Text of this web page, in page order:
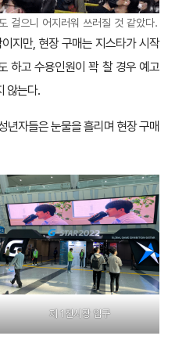
걸으니 어지러워 쓰러질 것 같았다.
지만, 현장 구매는 지스타가 시작
하고 수용인원이 꽉 찰 경우 예고
않는다.
년자들은 눈물을 흘리며 현장 구매
제 1전시장 입구